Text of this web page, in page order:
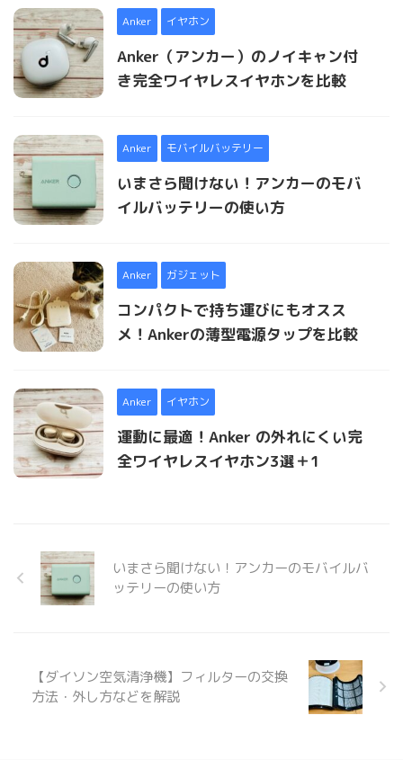
Anker イヤホン
Anker（アンカー）のノイキャン付
き完全ワイヤレスイヤホンを比較
Anker モバイルバッテリー
いまさら聞けない！アンカーのモバ
イルバッテリーの使い方
Anker ガジェット
コンパクトで持ち運びにもオスス
メ！Ankerの薄型電源タップを比較
Anker イヤホン
運動に最適！Anker の外れにくい完
全ワイヤレスイヤホン3選＋1
いまさら聞けない！アンカーのモバイルバ
ッテリーの使い方
【ダイソン空気清浄機】フィルターの交換
方法・外し方などを解説